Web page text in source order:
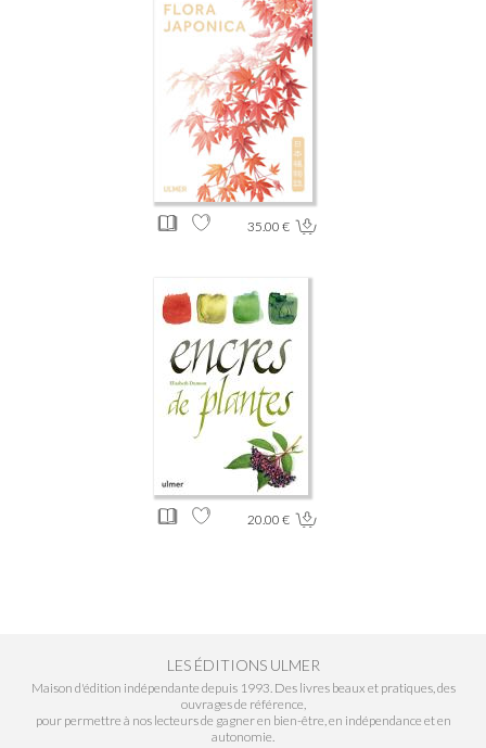
35.00 €
20.00 €
LES ÉDITIONS ULMER
Maison d'édition indépendante depuis 1993. Des livres beaux et pratiques, des
ouvrages de référence,
pour permettre à nos lecteurs de gagner en bien-être, en indépendance et en
autonomie.